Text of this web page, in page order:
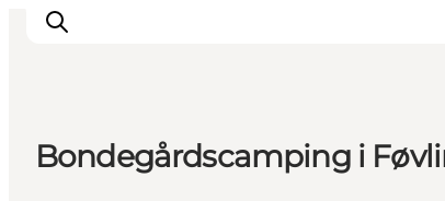
Bondegårdscamping i